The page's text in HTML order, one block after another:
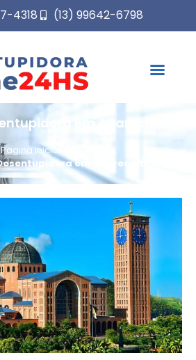
4318 (13) 99642-6798
em Aparecida
Pagina inicial
em Aparecida